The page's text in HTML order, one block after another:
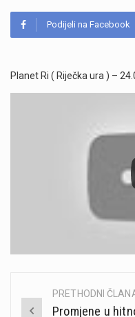
Podijeli na Facebook
Planet Ri ( Riječka ura ) –
Post
PRETHODNI
Promjene u